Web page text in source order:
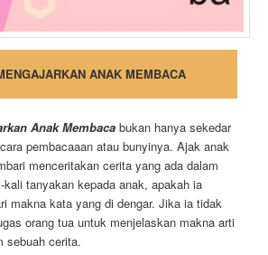
ANAK MEMBACA
Anak Membaca bukan hanya sekedar
pembacaaan atau bunyinya. Ajak anak
menceritakan cerita yang ada dalam
tanyakan kepada anak, apakah ia
makna kata yang di dengar. Jika ia tidak
orang tua untuk menjelaskan makna arti
sebuah cerita.